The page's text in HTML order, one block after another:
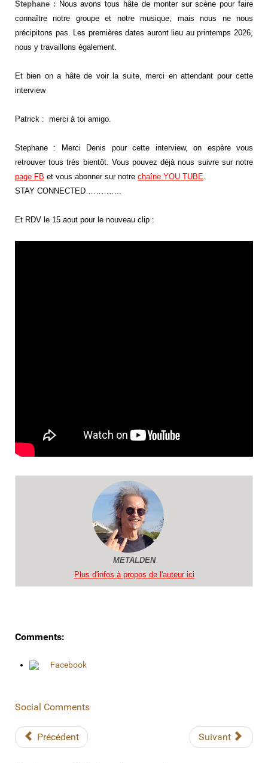
Stephane : Nous avons tous hâte de monter sur scène pour faire
connaître notre groupe et notre musique, mais nous ne nous
précipitons pas. Les premières dates auront lieu au printemps 2026,
nous y travaillons également.
Et bien on a hâte de voir la suite, merci en attendant pour cette
interview
Patrick : merci à toi amigo.
Stephane : Merci Denis pour cette interview, on espère vous
retrouver tous très bientôt. Vous pouvez déjà nous suivre sur notre
page FB et vous abonner sur notre chaîne YOU TUBE.
STAY CONNECTED…………..
Et RDV le 15 aout pour le nouveau clip :
METALDEN
Plus d'infos à propos de l'auteur ici
Comments:
Facebook
Social Comments
Précédent Suivant